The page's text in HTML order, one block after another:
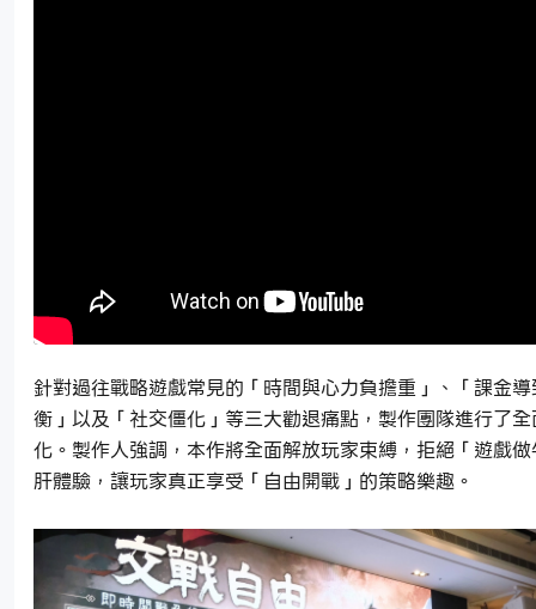
針對過往戰略遊戲常見的「時間與心力負擔重」、「課金
衡」以及「社交僵化」等三大勸退痛點，製作團隊進行了
化。製作人強調，本作將全面解放玩家束縛，拒絕「遊戲
肝體驗，讓玩家真正享受「自由開戰」的策略樂趣。